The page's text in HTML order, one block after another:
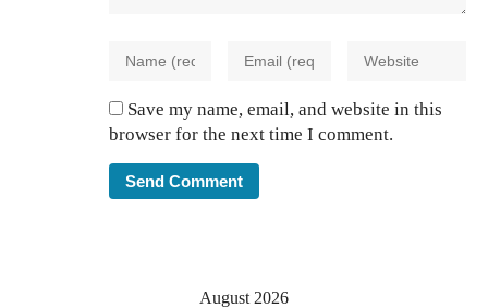
Save my name, email, and website in this
browser for the next time I comment.
August 2026